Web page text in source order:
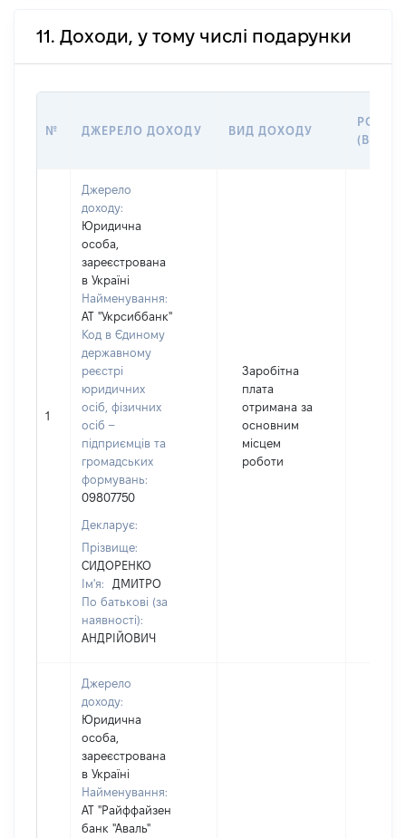
11. Доходи, у тому числі подарунки
№ ДЖЕРЕЛО ДОХОДУ ВИД ДОХОДУ
1
Джерело
доходу:
Юридична
особа,
зареєстрована
в Україні
Найменування:
АТ "Укрсиббанк"
Код в Єдиному
державному
реєстрі
юридичних
осіб, фізичних
осіб –
підприємців та
громадських
формувань:
09807750
Декларує:
Прізвище:
СИДОРЕНКО
Ім'я:
ДМИТРО
По батькові (за
наявності):
АНДРІЙОВИЧ
Заробітна
плата
отримана за
основним
місцем
роботи
Джерело
доходу:
Юридична
особа,
зареєстрована
в Україні
Найменування:
АТ "Райффайзен
банк "Аваль"